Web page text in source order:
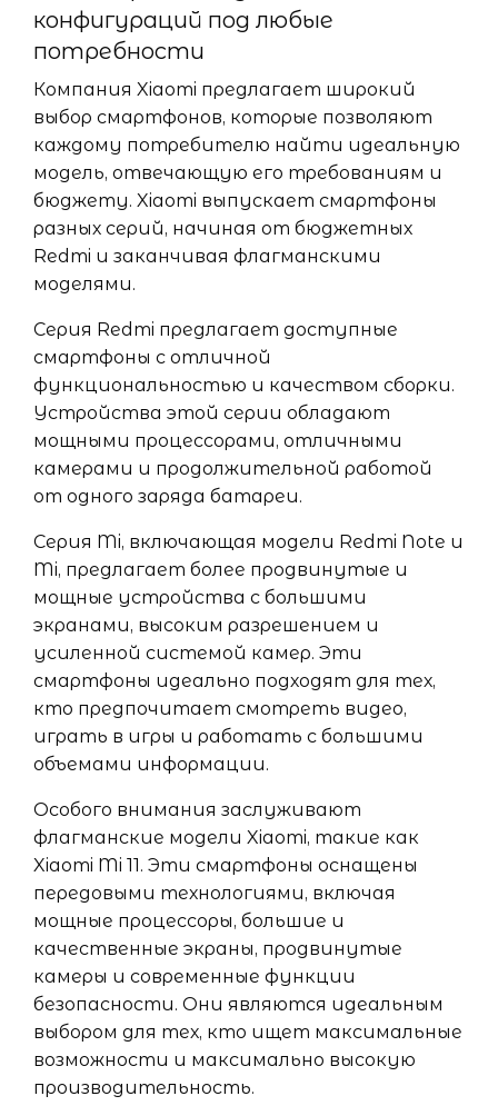
конфигураций под любые
потребности
Компания Xiaomi предлагает широкий
выбор смартфонов, которые позволяют
каждому потребителю найти идеальную
модель, отвечающую его требованиям и
бюджету. Xiaomi выпускает смартфоны
разных серий, начиная от бюджетных
Redmi и заканчивая флагманскими
моделями.
Серия Redmi предлагает доступные
смартфоны с отличной
функциональностью и качеством сборки.
Устройства этой серии обладают
мощными процессорами, отличными
камерами и продолжительной работой
от одного заряда батареи.
Серия Mi, включающая модели Redmi Note и
Mi, предлагает более продвинутые и
мощные устройства с большими
экранами, высоким разрешением и
усиленной системой камер. Эти
смартфоны идеально подходят для тех,
кто предпочитает смотреть видео,
играть в игры и работать с большими
объемами информации.
Особого внимания заслуживают
флагманские модели Xiaomi, такие как
Xiaomi Mi 11. Эти смартфоны оснащены
передовыми технологиями, включая
мощные процессоры, большие и
качественные экраны, продвинутые
камеры и современные функции
безопасности. Они являются идеальным
выбором для тех, кто ищет максимальные
возможности и максимально высокую
производительность.